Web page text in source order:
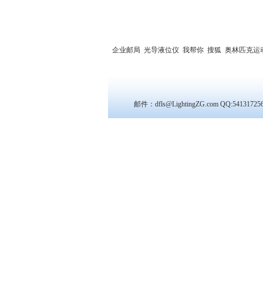
企业邮局 光导液位仪 我帮你 搜狐 奥林匹克运
邮件：dfls@LightingZG.com